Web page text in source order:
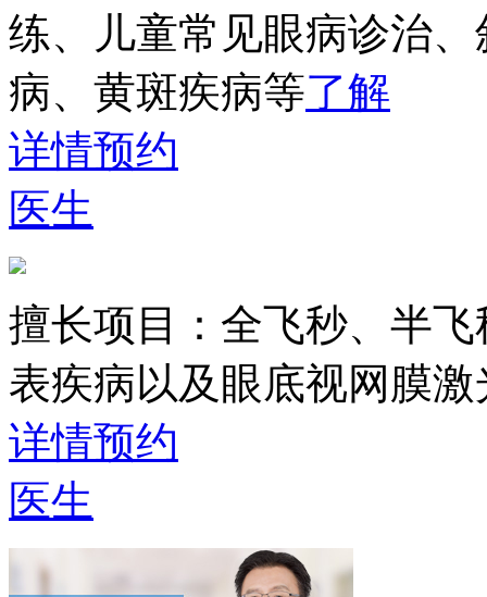
练、儿童常见眼病诊治
病、黄斑疾病等了解
详情预约
医生
擅长项目： 全飞秒、半
表疾病以及眼底视网膜激
详情预约
医生